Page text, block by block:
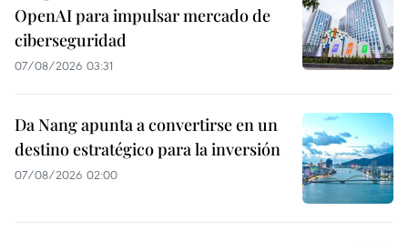
OpenAI para impulsar mercado de
ciberseguridad
07/08/2026 03:31
Da Nang apunta a convertirse en un
destino estratégico para la inversión
07/08/2026 02:00